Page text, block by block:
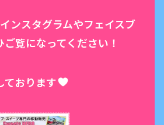
ンスタグラムやフェイスブ
覧になってください！
ております